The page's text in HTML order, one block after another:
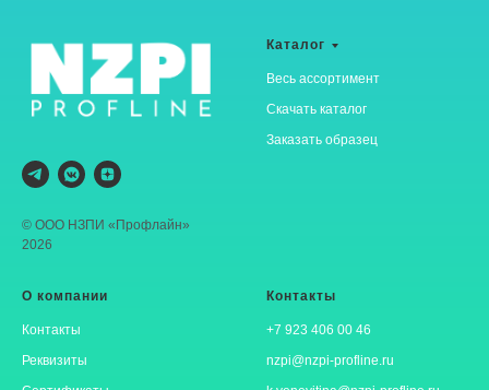
© ООО НЗПИ «Профлайн»
2026
Каталог
Весь ассортимент
Скачать каталог
Заказать образец
О компании
Контакты
Реквизиты
Контакты
+7 923 406 00 46
nzpi@nzpi-profline.ru